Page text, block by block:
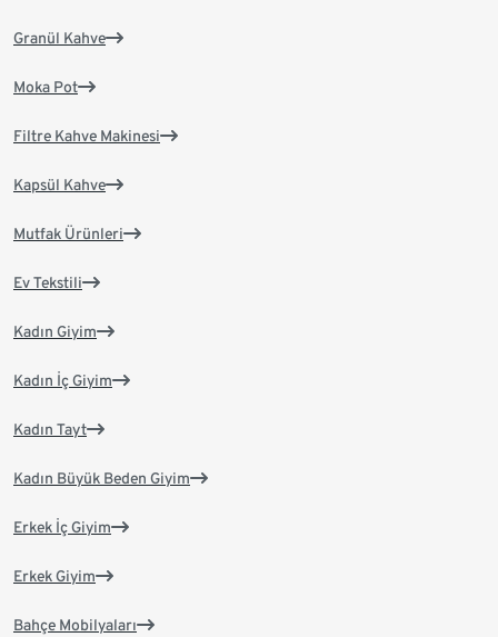
Granül Kahve
Moka Pot
Filtre Kahve Makinesi
Kapsül Kahve
Mutfak Ürünleri
Ev Tekstili
Kadın Giyim
Kadın İç Giyim
Kadın Tayt
Kadın Büyük Beden Giyim
Erkek İç Giyim
Erkek Giyim
Bahçe Mobilyaları